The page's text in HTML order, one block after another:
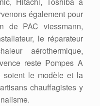
également pour
de PAC viessmann,
le réparateur
aérothermique,
reste Pompes A
soient le modèle et la
chauffagistes y